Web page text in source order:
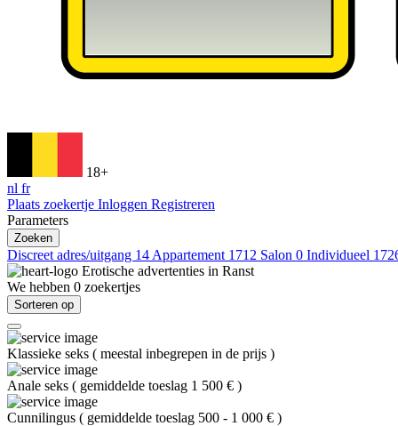
18+
nl fr
Plaats zoekertje Inloggen Registreren
Parameters
Zoeken
Discreet adres/uitgang 14 Appartement 1712 Salon 0 Individueel
Erotische advertenties in Ranst
We hebben 0 zoekertjes
Sorteren op
Klassieke seks ( meestal inbegrepen in de prijs )
Anale seks ( gemiddelde toeslag 1 500 € )
Cunnilingus ( gemiddelde toeslag 500 - 1 000 € )